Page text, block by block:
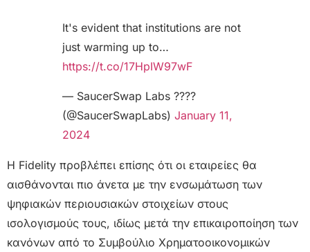
It's evident that institutions are not
just warming up to…
https://t.co/17HpIW97wF
— SaucerSwap Labs ????
(@SaucerSwapLabs) January 11,
2024
Η Fidelity προβλέπει επίσης ότι οι εταιρείες θα
αισθάνονται πιο άνετα με την ενσωμάτωση των
ψηφιακών περιουσιακών στοιχείων στους
ισολογισμούς τους, ιδίως μετά την επικαιροποίηση των
κανόνων από το Συμβούλιο Χρηματοοικονομικών